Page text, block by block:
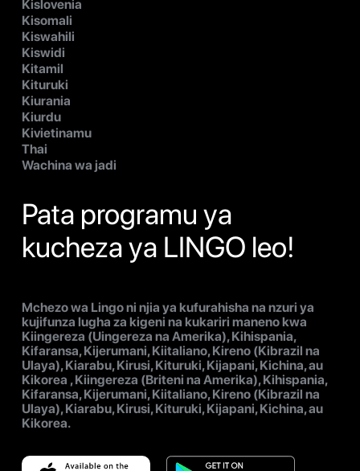
Kislovenia
Kisomali
Kiswahili
Kiswidi
Kitamil
Kituruki
Kiurania
Kiurdu
Kivietinamu
Thai
Wachina wa jadi
Pata programu ya
kucheza ya LINGO leo!
Mchezo wa Lingo ni njia ya kufurahisha na nzuri ya
kujifunza lugha za kigeni na kukariri maneno kwa
Kiingereza (Uingereza na Amerika), Kihispania,
Kifaransa, Kijerumani, Kiitaliano, Kireno (Kibrazil na
Ulaya), Kiarabu, Kirusi, Kituruki, Kijapani, Kichina, au
Kikorea , Kiingereza (Briteni na Amerika), Kihispania,
Kifaransa, Kijerumani, Kiitaliano, Kireno (Kibrazil na
Ulaya), Kiarabu, Kirusi, Kituruki, Kijapani, Kichina, au
Kikorea.